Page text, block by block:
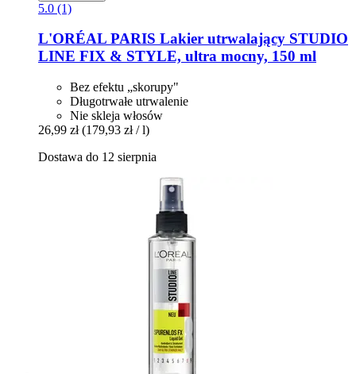
5.0 (1)
L'ORÉAL PARIS Lakier utrwalający STUDIO
LINE FIX & STYLE, ultra mocny, 150 ml
Bez efektu „skorupy"
Długotrwałe utrwalenie
Nie skleja włosów
26,99 zł (179,93 zł / l)
Dostawa do 12 sierpnia